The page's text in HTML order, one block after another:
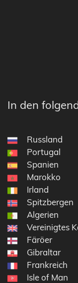
In den
Russland
Portugal
Spanien
Marokko
Irland
Spitzbergen
Algerien
Vereinigtes
Färöer
Gibraltar
Frankreich
Isle of Man